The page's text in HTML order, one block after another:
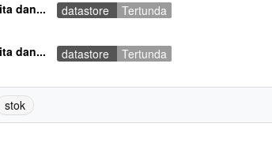
dan... datastore Tertunda
dan... datastore Tertunda
stok